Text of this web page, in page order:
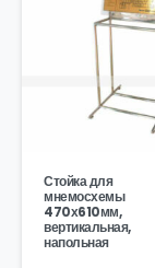
Стойка для
мнемосхемы
470х610мм,
вертикальная,
напольная